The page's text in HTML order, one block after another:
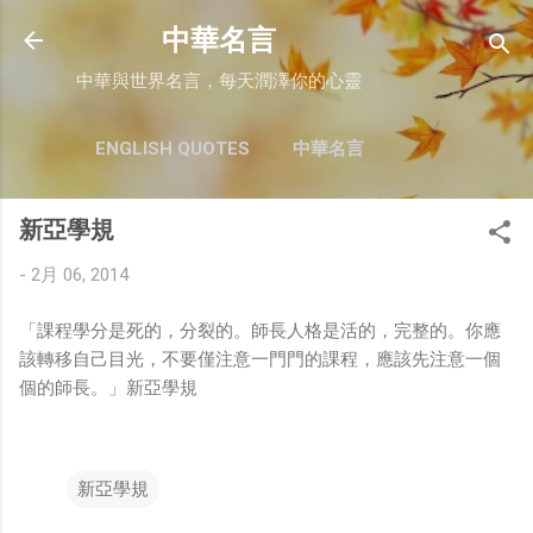
跳至主要內容
中華名言
中華與世界名言，每天潤澤你的心靈
ENGLISH QUOTES 中華名言
新亞學規
- 2月 06, 2014
「課程學分是死的，分裂的。師長人格是活的，完整的。你應
該轉移自己目光，不要僅注意一門門的課程，應該先注意一個
個的師長。」新亞學規
新亞學規